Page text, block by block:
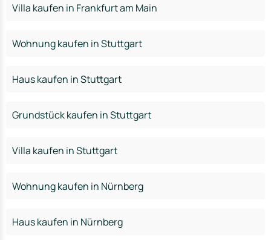
Villa kaufen in Frankfurt am Main
Wohnung kaufen in Stuttgart
Haus kaufen in Stuttgart
Grundstück kaufen in Stuttgart
Villa kaufen in Stuttgart
Wohnung kaufen in Nürnberg
Haus kaufen in Nürnberg